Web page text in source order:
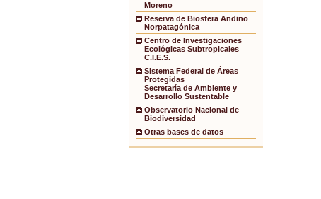
Moreno
Reserva de Biosfera Andino
Norpatagónica
Centro de Investigaciones
Ecológicas Subtropicales
C.I.E.S.
Sistema Federal de Áreas
Protegidas
Secretaría de Ambiente y
Desarrollo Sustentable
Observatorio Nacional de
Biodiversidad
Otras bases de datos